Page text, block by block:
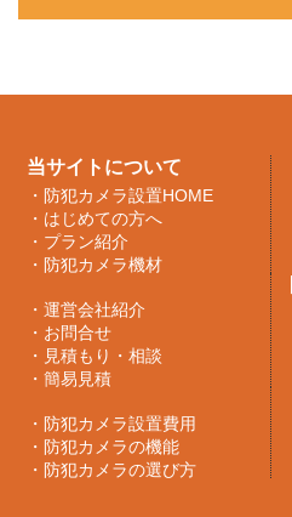
当サイトについて
・ 防犯カメラ設置HOME
・ はじめての方へ
・ プラン紹介
・ 防犯カメラ機材
・ 運営会社紹介
・ お問合せ
・ 見積もり・相談
・ 簡易見積
・ 防犯カメラ設置費用
・ 防犯カメラの機能
・ 防犯カメラの選び方